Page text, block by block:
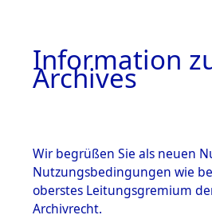
Information
Archives
Wir begrüßen Sie als neuen
Nutzungsbedingungen wie
oberstes Leitungsgremium
Archivrecht.